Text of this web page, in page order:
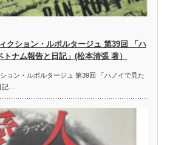
クション・ルポルタージュ 第39回 「ハ
ナム報告と日記」(松本清張 著）
ョン・ルポルタージュ 第39回 「ハノイで見た
記…